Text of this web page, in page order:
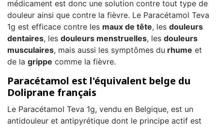
médicament est donc une solution contre tout type de
douleur ainsi que contre la fièvre. Le Paracétamol Teva
1g est efficace contre les maux de tête, les douleurs
dentaires, les douleurs menstruelles, les douleurs
musculaires, mais aussi les symptômes du rhume et
de la grippe comme la fièvre.
Paracétamol est l'équivalent belge du
Doliprane français
Le Paracétamol Teva 1g, vendu en Belgique, est un
antidouleur et antipyrétique dont le principe actif est